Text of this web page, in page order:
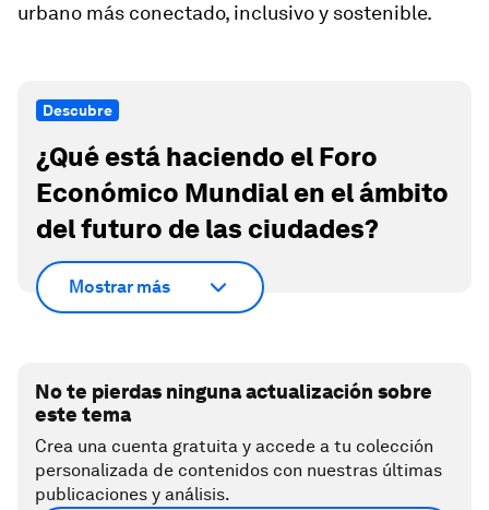
urbano más conectado, inclusivo y sostenible.
Descubre
¿Qué está haciendo el Foro
Económico Mundial en el ámbito
del futuro de las ciudades?
Mostrar más
No te pierdas ninguna actualización sobre
este tema
Crea una cuenta gratuita y accede a tu colección
personalizada de contenidos con nuestras últimas
publicaciones y análisis.